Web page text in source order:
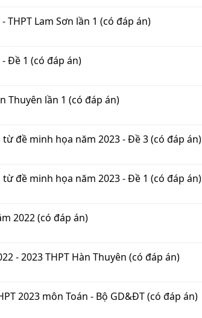
Lam Sơn lần 1 (có đáp án)
Đề 1 (có đáp án)
Thuyên lần 1 (có đáp án)
đề minh họa năm 2023 - Đề 3 (có đáp án)
đề minh họa năm 2023 - Đề 1 (có đáp án)
2022 (có đáp án)
- 2023 THPT Hàn Thuyên (có đáp án)
2023 môn Toán - Bộ GD&ĐT (có đáp án)